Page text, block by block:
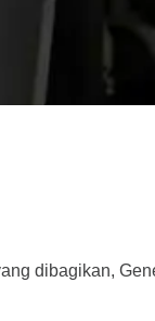
dibagikan,